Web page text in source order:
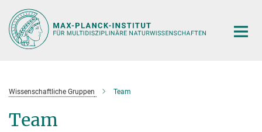
Hauptinhalt
Wissenschaftliche Gruppen Team
Team